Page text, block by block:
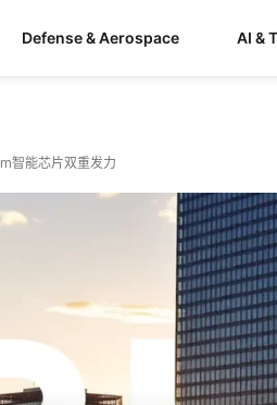
Defense & Aerospace AI &
智能芯片双重发力